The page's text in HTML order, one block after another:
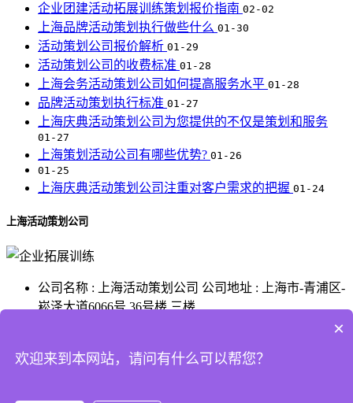
企业团建活动拓展训练策划报价指南 02-02
上海品牌活动策划执行做些什么 01-30
活动策划公司报价解析 01-29
活动策划公司的收费标准 01-28
上海会务活动策划公司如何提高服务水平 01-28
品牌活动策划执行标准 01-27
上海庆典活动策划公司为您提供的不仅是策划和服务
01-27
上海策划活动公司有哪些优势? 01-26
01-25
上海庆典活动策划公司注重对客户需求的把握 01-24
上海活动策划公司
公司名称 : 上海活动策划公司 公司地址 : 上海市-青浦区-
崧泽大道6066号 36号楼 三楼
企
魔季文化公司,8年专注拓展活动策划,户外拓展训练
×
欢迎来到本网站，请问有什么可以帮您？